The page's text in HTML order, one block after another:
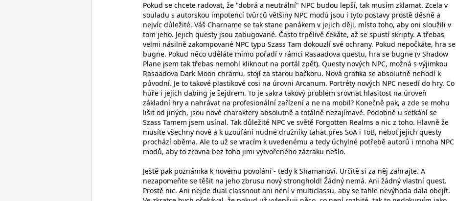
Pokud se chcete radovat, že "dobrá a neutrální" NPC budou lepší, tak musím zklamat. Zcela v
souladu s autorskou impotencí tvůrců většiny NPC modů jsou i tyto postavy prostě děsně a
nejvíc důležité. Váš Charname se tak stane panákem v jejich ději, místo toho, aby oni sloužili v
tom jeho. Jejich questy jsou zabugované. Často trpělivě čekáte, až se spustí skripty. A třebas
velmi násilně zakompované NPC typu Szass Tam dokouzlí své ochrany. Pokud nepočkáte, hra se
bugne. Pokud něco uděláte mimo pořadí v rámci Rasaadova questu, hra se bugne (v Shadow
Plane jsem tak třebas nemohl kliknout na portál zpět). Questy nových NPC, možná s výjimkou
Rasaadova Dark Moon chrámu, stojí za starou bačkoru. Nová grafika se absolutně nehodí k
původní. Je to takové plastikové cosi na úrovni Arcanum. Portréty nových NPC nesedí do hry. Co
hůře i jejich dabing je šejdrem. To je sakra takový problém srovnat hlasitost na úroveň
základní hry a nahrávat na profesionální zařízení a ne na mobil? Konečně pak, a zde se mohu
lišit od jiných, jsou nové charaktery absolutně a totálně nezajímavé. Podobně u setkání se
Szass Tamem jsem usínal. Tak důležité NPC ve světě Forgotten Realms a nic z toho. Hlavně že
musíte všechny nové a k uzoufání nudné družníky tahat přes SoA i ToB, neboť jejich questy
prochází oběma. Ale to už se vracím k uvedenému a tedy úchylné potřebě autorů i mnoha NPC
modů, aby to zrovna bez toho jimi vytvořeného zázraku nešlo.
Ještě pak poznámka k novému povolání - tedy k Shamanovi. Určitě si za něj zahrajte. A
nezapomeňte se těšit na jeho zbrusu nový stronghold! Žádný nemá. Ani žádný vlastní quest.
Prostě nic. Ani nejde dual classnout ani není v multiclassu, aby se tahle nevýhoda dala obejít.